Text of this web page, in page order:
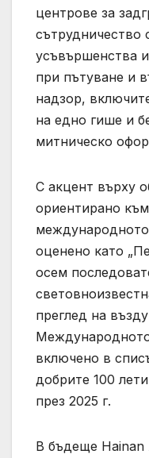
центрове за
сътрудничество
усъвършенства
при пътуване и
надзор,
на едно гише и
митническо
С акцент върху
ориентирано
оценено като
осем
преглед на
включено в
добрите 100
през 2025 г.
В бъдеще Hainan